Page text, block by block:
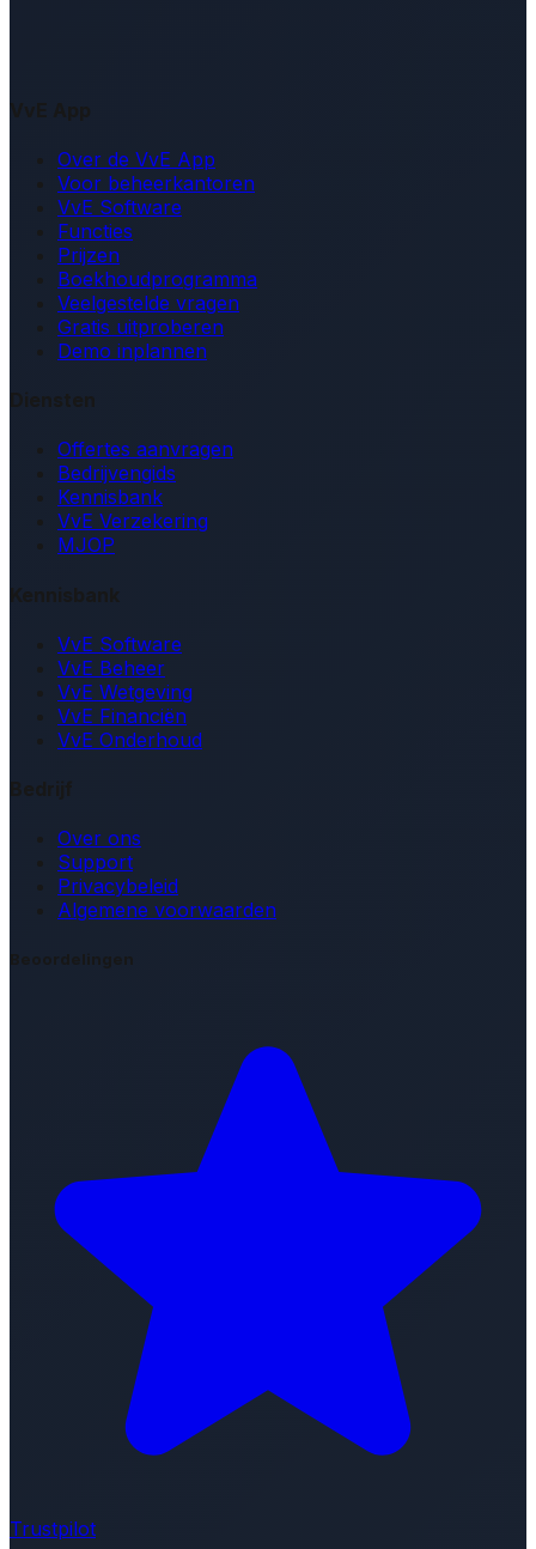
Over de VvE App
Voor beheerkantoren
VvE Software
Functies
Prijzen
Boekhoudprogramma
Veelgestelde vragen
Gratis uitproberen
Demo inplannen
Diensten
Offertes aanvragen
Bedrijvengids
Kennisbank
VvE Verzekering
MJOP
Kennisbank
VvE Software
VvE Beheer
VvE Wetgeving
VvE Financiën
VvE Onderhoud
Bedrijf
Over ons
Support
Privacybeleid
Algemene voorwaarden
Beoordelingen
Trustpilot